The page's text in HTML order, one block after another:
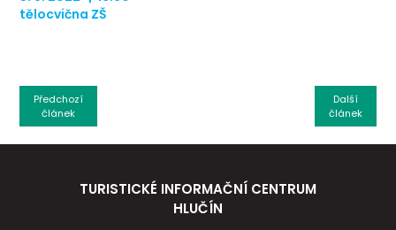
tělocvična ZŠ
Další
článek
Předchozí
článek
TURISTICKÉ INFORMAČNÍ CENTRUM
HLUČÍN